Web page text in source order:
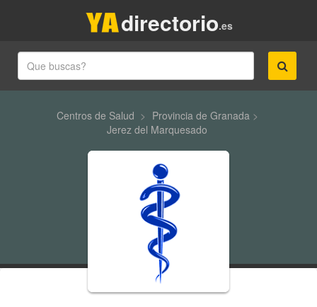
.es
directorio
Centros de Salud > Provincia de Granada>
Jerez del Marquesado